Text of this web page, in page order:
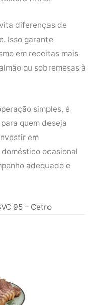
diferenças de
Isso garante
em receitas mais
ou sobremesas à
simples, é
quem deseja
em
ocasional
adequado e
95 – Cetro